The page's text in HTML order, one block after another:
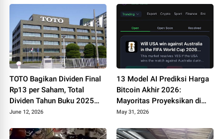
TOTO Bagikan Dividen Final
Rp13 per Saham, Total
Dividen Tahun Buku 2025
Capai Rp23 per Saham
June 12, 2026
13 Model AI Prediksi Harga
Bitcoin Akhir 2026:
Mayoritas Proyeksikan di
Kisaran 97.000 US Dolar
May 31, 2026